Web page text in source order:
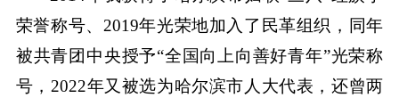
荣誉称号、2019年光荣地加入了民革组织，同年
被共青团中央授予“全国向上向善好青年”光荣称
号，2022年又被选为哈尔滨市人大代表，还曾两